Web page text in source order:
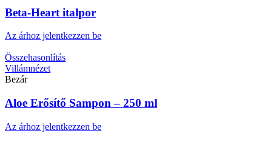
Beta-Heart italpor
Az árhoz jelentkezzen be
Összehasonlítás
Villámnézet
Bezár
Aloe Erősítő Sampon – 250 ml
Az árhoz jelentkezzen be